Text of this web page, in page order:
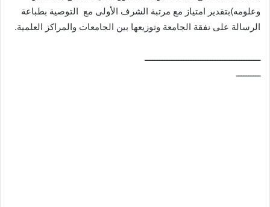
وعلومه)بتقدير امتياز مع مرتبة الشرف الأولى مع التوصية بطباعة
الرسالة على نفقة الجامعة وتوزيعها بين الجامعات والمراكز العلمية.
ــــــــــــــــــــــــــــــــــــــــــــــــ
ــــــــــ